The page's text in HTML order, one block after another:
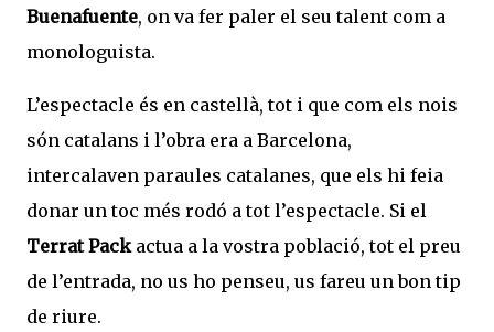
Buenafuente, on va fer paler el seu talent com a
monologuista.
L’espectacle és en castellà, tot i que com els nois
són catalans i l’obra era a Barcelona,
intercalaven paraules catalanes, que els hi feia
donar un toc més rodó a tot l’espectacle. Si el
Terrat Packactua a la vostra població, tot el preu
de l’entrada, no us ho penseu, us fareu un bon tip
de riure.